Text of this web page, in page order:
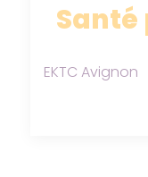
EKTC Avignon